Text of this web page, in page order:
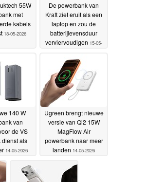
55W
met
kabels
18-05-2026
De powerbank van
Kraft ziet eruit als een
laptop en zou de
batterijlevensduur
verviervoudigen 15-05-
140 W
van
de VS
dienst als
14-05-2026
Ugreen brengt nieuwe
versie van Qi2 15W
MagFlow Air
powerbank naar meer
landen 14-05-2026